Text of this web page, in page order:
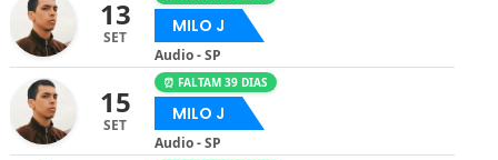
13
SET
MILO J
Audio - SP
15
SET
⏰ FALTAM 39 DIAS
MILO J
Audio - SP